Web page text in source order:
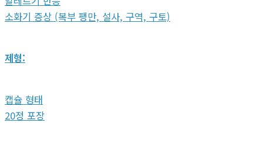
소화기 증상 (복부 팽만, 설사, 구역, 구토)
제형:
캡슐 형태
20정 포장